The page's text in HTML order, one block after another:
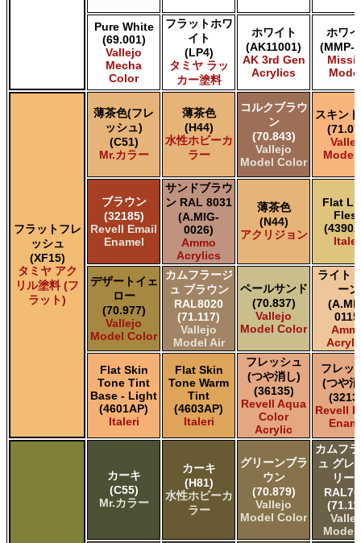
Pure White
(69.001)
Vallejo
Mecha
Color
フラットホワ
イト
(LP4)
タミヤ ラッ
カー塗料
ホワイト
(AK11001)
AK 3rd Gen
Acrylics
ホワ
(MMP-
フラットフレ
ッシュ
(XF15)
タミヤ アク
リル塗料 (フ
ラット)
薄茶色(フレ
ッシュ)
(C51)
Mr.カラー
薄茶色
(H44)
水性ホビーカ
ラー
コルクブラウ
ン
(70.843)
Vallejo
Model Color
スキン
Model
ブラウン
(32185)
Revell Email
Enamel
サンドブラウ
ン RAL 8031
(A.MIG-
0026)
Ammo
Acrylics
薄茶色
(N44)
アクリジョン
Flat
デザートイェ
ロー
(70.977)
Vallejo
Model Color
カムフラージ
ュ ブラウン
RAL8020
(71.117)
Vallejo
Model Air
ペールサンド
(70.837)
Vallejo
Model Color
ライト
ーン
Flat Skin
Tone Tint
Base - Light
(4601AP)
Italeri
Flat Skin
Tone Warm
Tint
(4603AP)
Italeri
フレッシュ
(つや消し)
(36135)
Revell Aqua
Color
Acrylic
フレッ
(つや
Revell
カーキ
(C55)
Mr.カラー
カーキ
(H81)
水性ホビーカ
ラー
グリーンブラ
ウン
(70.879)
Vallejo
Model Color
カムフ
ュ グレ
リー
Model